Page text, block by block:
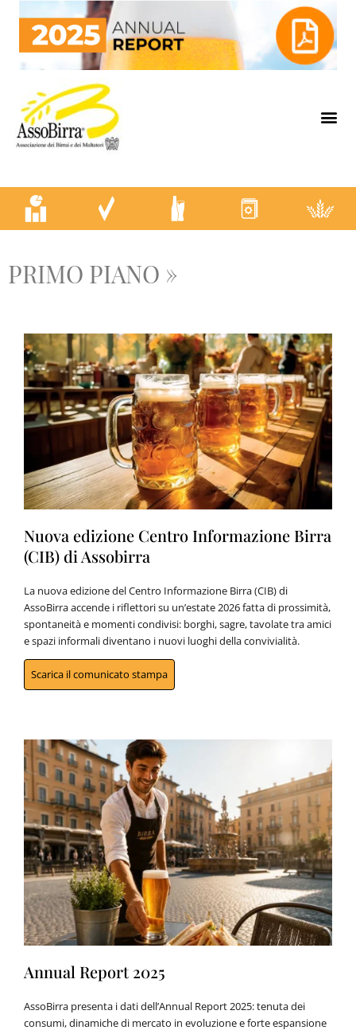
PRIMO PIANO »
Nuova edizione Centro Informazione Birra
(CIB) di Assobirra
La nuova edizione del Centro Informazione Birra (CIB) di
AssoBirra accende i riflettori su un’estate 2026 fatta di prossimità,
spontaneità e momenti condivisi: borghi, sagre, tavolate tra amici
e spazi informali diventano i nuovi luoghi della convivialità.
Scarica il comunicato stampa
Annual Report 2025
AssoBirra presenta i dati dell’Annual Report 2025: tenuta dei
consumi, dinamiche di mercato in evoluzione e forte espansione